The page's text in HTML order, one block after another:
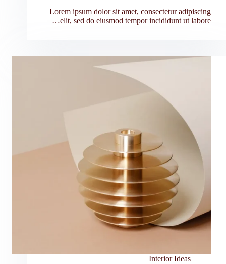
Lorem ipsum dolor sit amet, consectetur adipiscing
elit, sed do eiusmod tempor incididunt ut labore…
Interior Ideas